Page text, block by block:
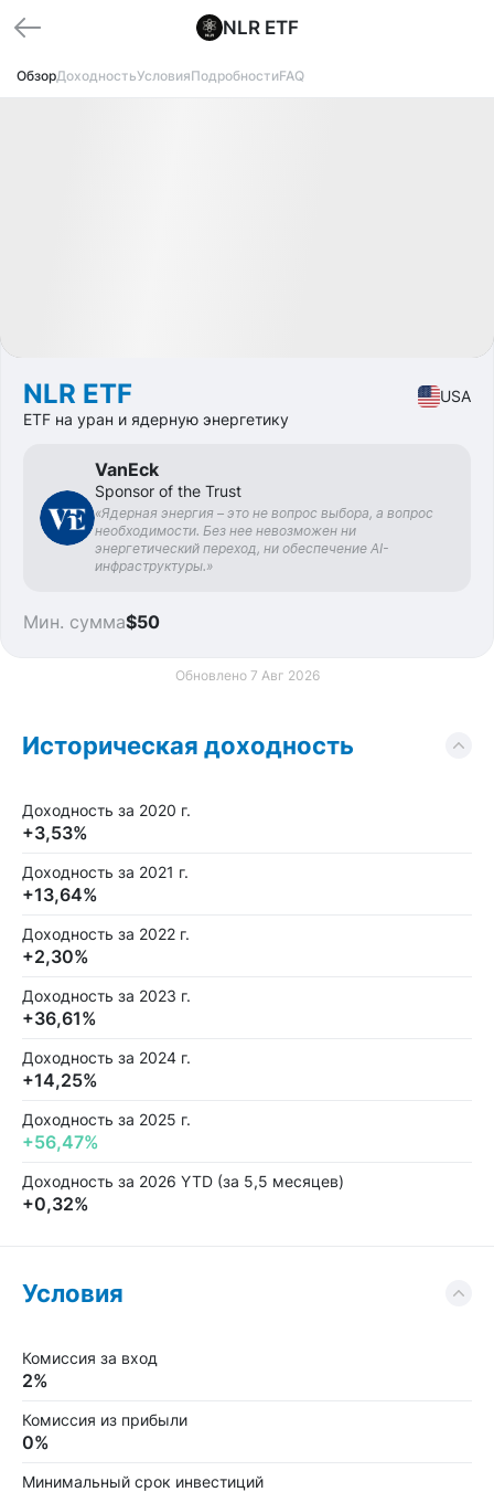
NLR ETF
ОбзорДоходностьУсловияПодробностиFAQ
NLR ETF
USA
ETF на уран и ядерную энергетику
VanEck
Sponsor of the Trust
«Ядерная энергия – это не вопрос выбора, а вопрос
необходимости. Без нее невозможен ни
энергетический переход, ни обеспечение AI-
инфраструктуры.»
$50
Мин. сумма
Обновлено 7 Авг 2026
Историческая доходность
Доходность за 2020 г.
+3,53%
Доходность за 2021 г.
+13,64%
Доходность за 2022 г.
+2,30%
Доходность за 2023 г.
+36,61%
Доходность за 2024 г.
+14,25%
Доходность за 2025 г.
+56,47%
Доходность за 2026 YTD (за 5,5 месяцев)
+0,32%
Условия
Комиссия за вход
2%
Комиссия из прибыли
0%
Минимальный срок инвестиций